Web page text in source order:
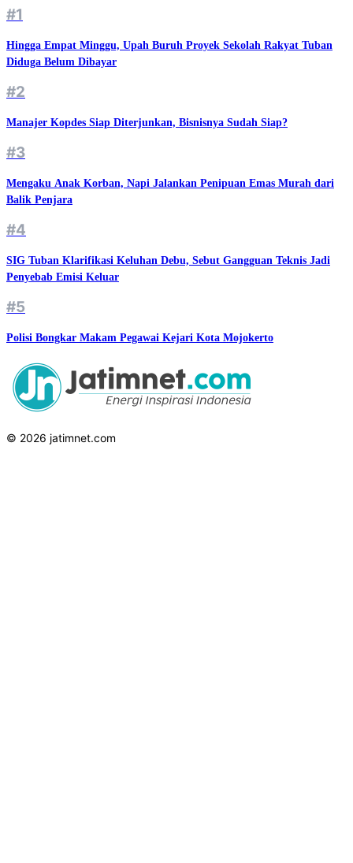
#1
Hingga Empat Minggu, Upah Buruh Proyek Sekolah Rakyat Tuban
Diduga Belum Dibayar
#2
Manajer Kopdes Siap Diterjunkan, Bisnisnya Sudah Siap?
#3
Mengaku Anak Korban, Napi Jalankan Penipuan Emas Murah dari
Balik Penjara
#4
SIG Tuban Klarifikasi Keluhan Debu, Sebut Gangguan Teknis Jadi
Penyebab Emisi Keluar
#5
Polisi Bongkar Makam Pegawai Kejari Kota Mojokerto
© 2026 jatimnet.com